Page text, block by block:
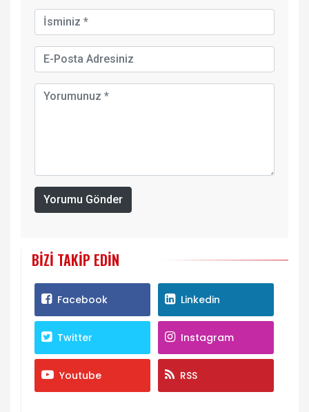
Yorumu Gönder
BIZI TAKIP EDIN
Facebook Linkedin
Twitter Instagram
Youtube RSS